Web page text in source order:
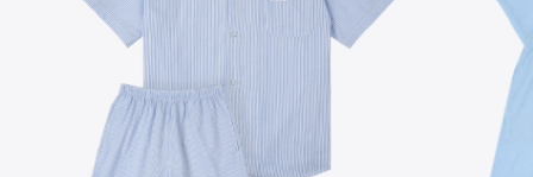
파자마 20%(8.5~31) / 구매금액 제